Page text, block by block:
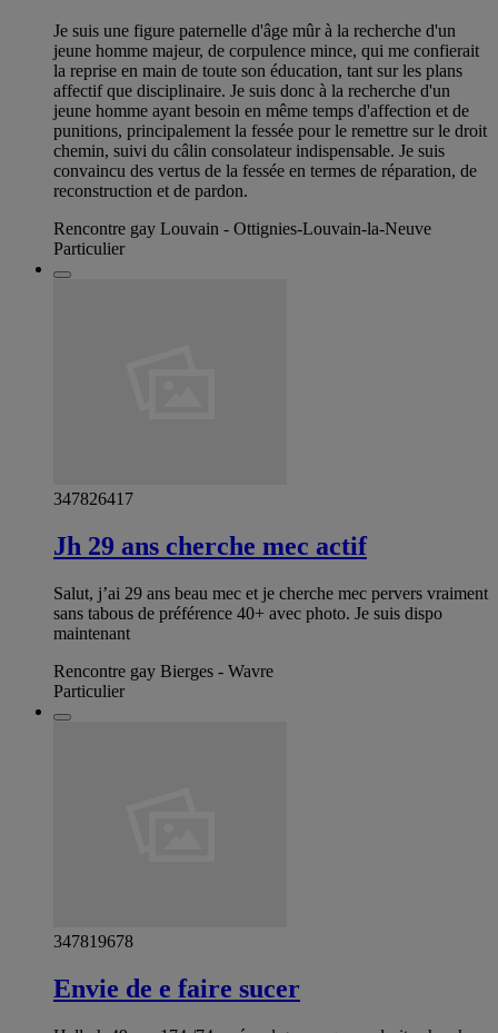
Je suis une figure paternelle d'âge mûr à la recherche d'un
jeune homme majeur, de corpulence mince, qui me confierait
la reprise en main de toute son éducation, tant sur les plans
affectif que disciplinaire. Je suis donc à la recherche d'un
jeune homme ayant besoin en même temps d'affection et de
punitions, principalement la fessée pour le remettre sur le droit
chemin, suivi du câlin consolateur indispensable. Je suis
convaincu des vertus de la fessée en termes de réparation, de
reconstruction et de pardon.
Rencontre gay Louvain - Ottignies-Louvain-la-Neuve
Particulier
347826417
Jh 29 ans cherche mec actif
Salut, j’ai 29 ans beau mec et je cherche mec pervers vraiment
sans tabous de préférence 40+ avec photo. Je suis dispo
maintenant
Rencontre gay Bierges - Wavre
Particulier
347819678
Envie de e faire sucer